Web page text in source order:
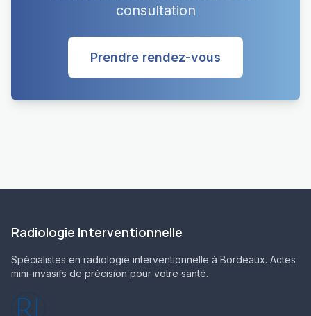
consultation
Prendre rendez-vous
Radiologie Interventionnelle
Spécialistes en radiologie interventionnelle à Bordeaux. Actes
mini-invasifs de précision pour votre santé.